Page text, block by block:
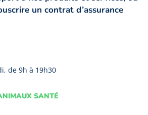
un contrat d’assurance
de 9h à 19h30
SANTÉ